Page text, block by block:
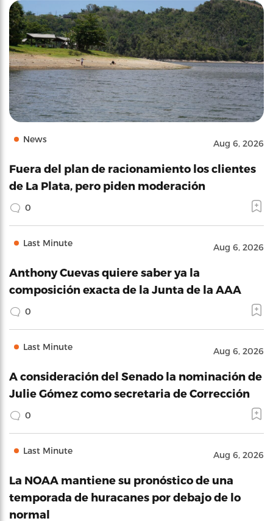
News Aug 6, 2026
Fuera del plan de racionamiento los clientes
de La Plata, pero piden moderación
0
Last Minute Aug 6, 2026
Anthony Cuevas quiere saber ya la
composición exacta de la Junta de la AAA
0
Last Minute Aug 6, 2026
A consideración del Senado la nominación de
Julie Gómez como secretaria de Corrección
0
Last Minute Aug 6, 2026
La NOAA mantiene su pronóstico de una
temporada de huracanes por debajo de lo
normal